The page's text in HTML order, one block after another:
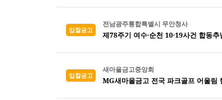
입찰공고
전남광주통합특별시 무안청사
제78주기 여수·순천 10·19사건 합동
입찰공고
새마을금고중앙회
MG새마을금고 전국 파크골프 어울림